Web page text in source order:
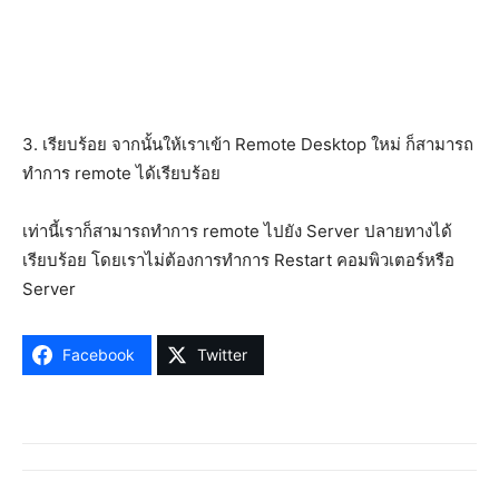
3. เรียบร้อย จากนั้นให้เราเข้า Remote Desktop ใหม่ ก็สามารถ
ทำการ remote ได้เรียบร้อย
เท่านี้เราก็สามารถทำการ remote ไปยัง Server ปลายทางได้
เรียบร้อย โดยเราไม่ต้องการทำการ Restart คอมพิวเตอร์หรือ
Server
Facebook Twitter